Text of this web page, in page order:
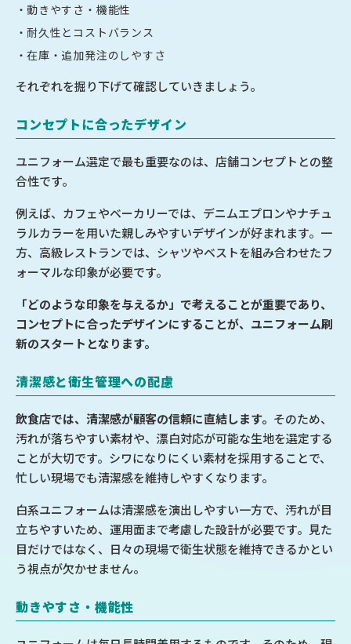
動きやすさ・機能性
耐久性とコストバランス
在庫・追加発注のしやすさ
それぞれを掘り下げて確認していきましょう。
コンセプトに合ったデザイン
ユニフォーム選定で最も重要なのは、店舗コンセプトとの整
合性です。
例えば、カフェやベーカリーでは、デニムエプロンやナチュ
ラルカラーを用いた親しみやすいデザインが好まれます。一
方、高級レストランでは、シャツやベストを組み合わせたフ
ォーマルな印象が必要です。
「どのような印象を与えるか」で考えることが重要であり、
コンセプトに合ったデザインにすることが、ユニフォーム刷
新のスタートとなります。
清潔感と衛生管理への配慮
飲食店では、清潔感が顧客の信頼に直結します。 そのため、
汚れが落ちやすい素材や、漂白対応が可能な生地を選定する
ことが大切です。シワになりにくい素材を採用することで、
忙しい現場でも清潔感を維持しやすくなります。
白系ユニフォームは清潔感を演出しやすい一方で、汚れが目
立ちやすいため、運用面まで考慮した設計が必要です。見た
目だけではなく、日々の現場で衛生状態を維持できるかとい
う視点が欠かせません。
動きやすさ・機能性